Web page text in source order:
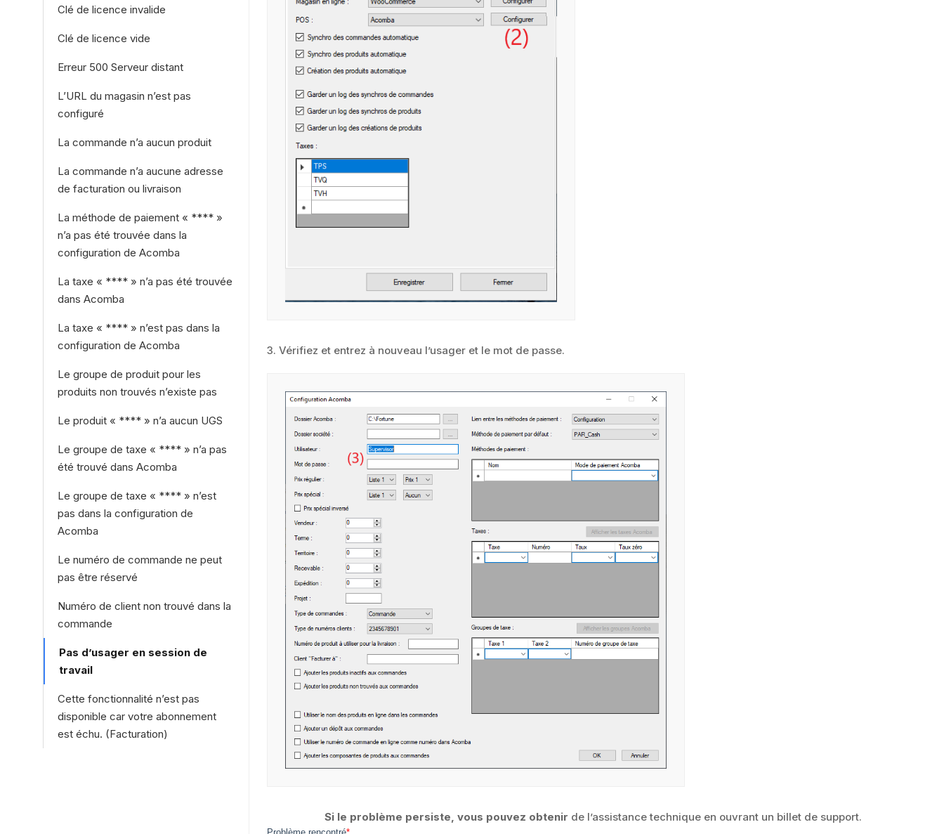
Clé de licence invalide
Clé de licence vide
Erreur 500 Serveur distant
L’URL du magasin n’est pas
configuré
La commande n’a aucun produit
La commande n’a aucune adresse
de facturation ou livraison
La méthode de paiement « **** »
n’a pas été trouvée dans la
configuration de Acomba
La taxe « **** » n’a pas été trouvée
dans Acomba
La taxe « **** » n’est pas dans la
configuration de Acomba
Le groupe de produit pour les
produits non trouvés n’existe pas
Le produit « **** » n’a aucun UGS
Le groupe de taxe « **** » n’a pas
été trouvé dans Acomba
Le groupe de taxe « **** » n’est
pas dans la configuration de
Acomba
Le numéro de commande ne peut
pas être réservé
Numéro de client non trouvé dans la
commande
Pas d’usager en session de
travail
Cette fonctionnalité n’est pas
disponible car votre abonnement
est échu. (Facturation)
3. Vérifiez et entrez à nouveau l’usager et le mot de passe.
Si le problème persiste, vous pouvez obtenir de l’assistance technique en ouvrant un billet de support.